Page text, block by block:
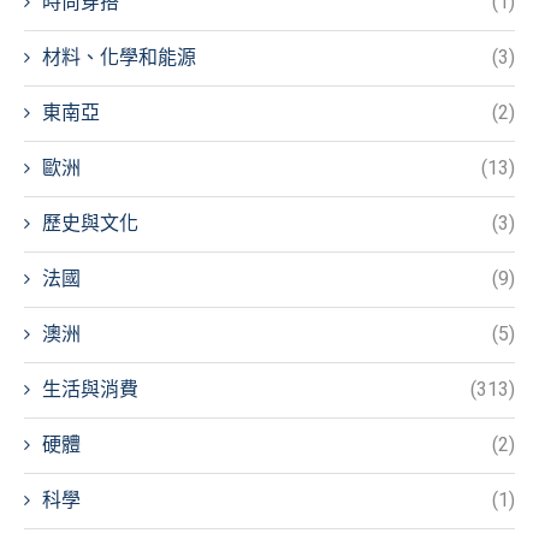
材料、化學和能源 (3)
東南亞 (2)
歐洲 (13)
歷史與文化 (3)
法國 (9)
澳洲 (5)
生活與消費 (313)
硬體 (2)
科學 (1)